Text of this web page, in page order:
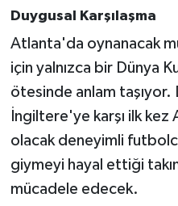
Duygusal Karşılaşma
Atlanta'da oynanacak
için yalnızca bir Dünya
ötesinde anlam taşıyor.
İngiltere'ye karşı ilk kez
olacak deneyimli
giymeyi hayal ettiği
mücadele edecek.